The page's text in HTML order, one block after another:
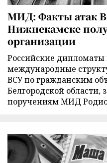
МИД: Факты атак
Нижнекамске
организации
Российские дипломаты
международные
ВСУ по гражданским
Белгородской области,
поручениям МИД